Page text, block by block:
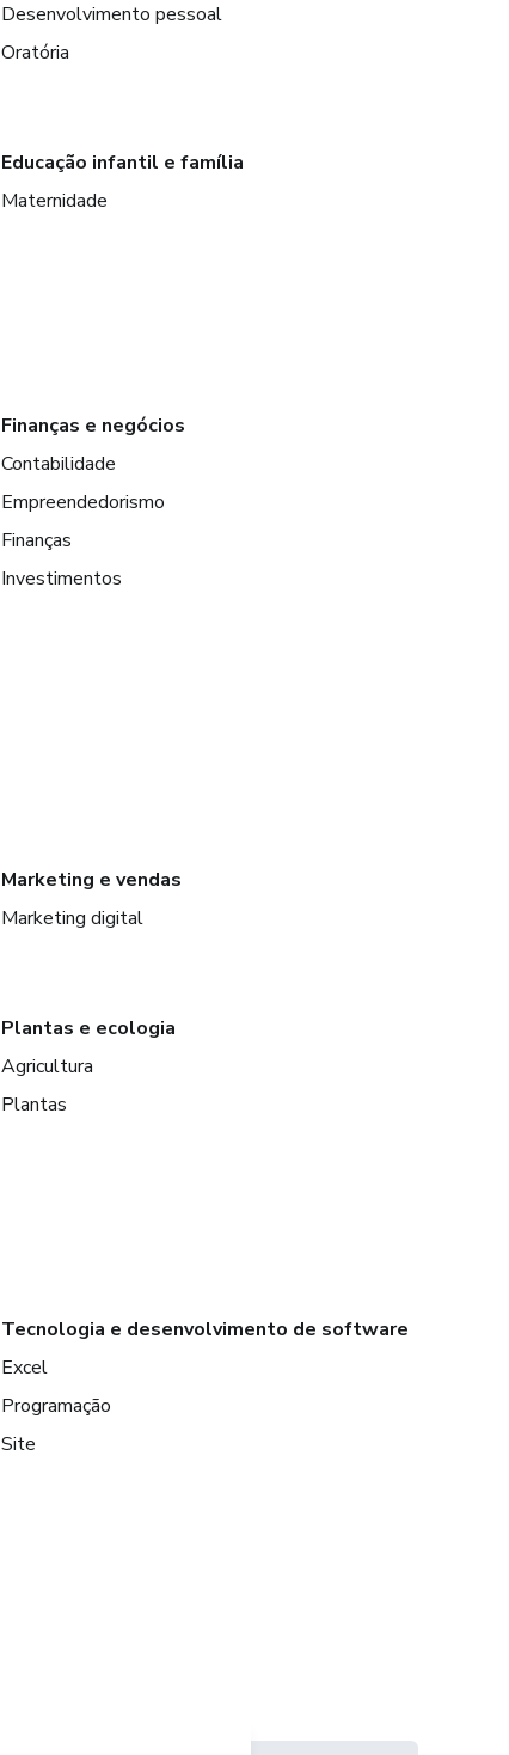
Desenvolvimento pessoal
Oratória
Educação infantil e família
Maternidade
Finanças e negócios
Contabilidade
Empreendedorismo
Finanças
Investimentos
Marketing e vendas
Marketing digital
Plantas e ecologia
Agricultura
Plantas
Tecnologia e desenvolvimento de software
Excel
Programação
Site